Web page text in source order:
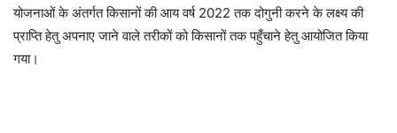
योजनाओं के अंतर्गत किसानों की आय वर्ष 2022 तक दोगुनी करने के लक्ष्य की
प्राप्ति हेतु अपनाए जाने वाले तरीकों को किसानों तक पहुँचाने हेतु आयोजित किया
गया।